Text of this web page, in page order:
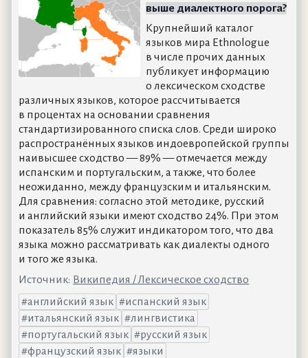
выше диалектного порога?
Крупнейший каталог
языков мира Ethnologue
в числе прочих данных
публикует информацию
о лексическом сходстве
различных языков, которое рассчитывается
в процентах на основании сравнения
стандартизированного списка слов. Среди широко
распространённых языков индоевропейской группы
наивысшее сходство — 89% — отмечается между
испанским и португальским, а также, что более
неожиданно, между французским и итальянским.
Для сравнения: согласно этой методике, русский
и английский языки имеют сходство 24%. При этом
показатель 85% служит индикатором того, что два
языка можно рассматривать как диалекты одного
и того же языка.
Источник: Википедия / Лексическое сходство
английский язык
испанский язык
итальянский язык
лингвистика
португальский язык
русский язык
французский язык
языки